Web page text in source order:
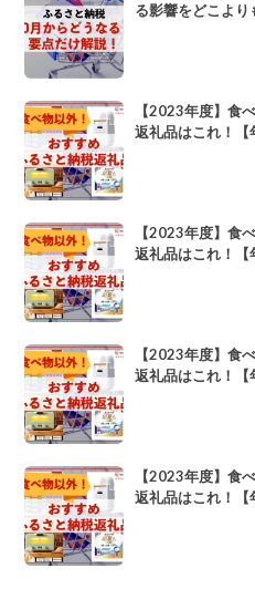
る影響をどこより
【2023年度】食
返礼品はこれ！【
【2023年度】食
返礼品はこれ！【
【2023年度】食
返礼品はこれ！【
【2023年度】食
返礼品はこれ！【